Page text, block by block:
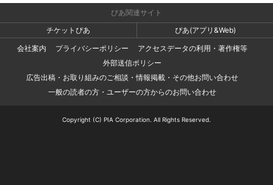
ぴあ関連サイト
チケットぴあ
ぴあ(アプリ&Web)
会社案内
プライバシーポリシー
アクセスデータの利用・著作権等
外部送信ポリシー
広告出稿・お取り組みのご相談・情報掲載・その他お問い合わせ
一般の読者の方・ユーザーの方からのお問い合わせ
Copyright (C) PIA Corporation. All Rights Reserved.